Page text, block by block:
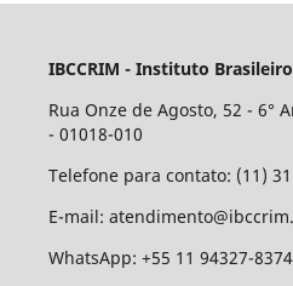
IBCCRIM - Instituto
Rua Onze de Agosto, 52 - 6°
- 01018-010
Telefone para contato: (11)
E-mail:
WhatsApp: +55 11 94327-8374